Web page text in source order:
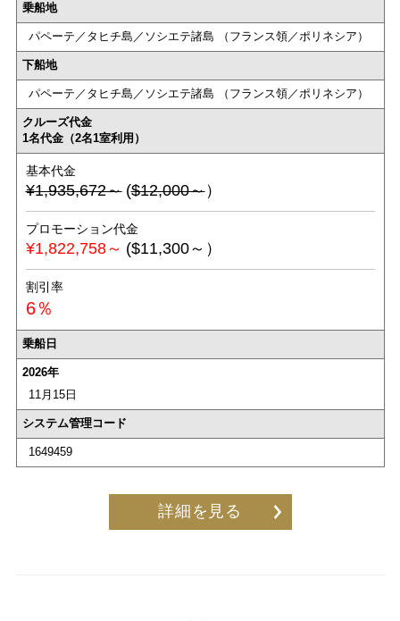
乗船地
パペーテ／タヒチ島／ソシエテ諸島 （フランス領／ポリネシア）
下船地
パペーテ／タヒチ島／ソシエテ諸島 （フランス領／ポリネシア）
クルーズ代金
1名代金（2名1室利用）
基本代金
¥1,935,672～ ($12,000～）
プロモーション代金
¥1,822,758～ ($11,300～）
割引率
6％
乗船日
2026年
11月15日
システム管理コード
1649459
詳細を見る